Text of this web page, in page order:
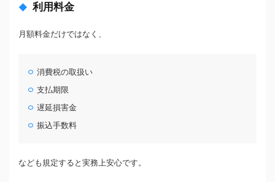
利用料金
月額料金だけではなく、
消費税の取扱い
支払期限
遅延損害金
振込手数料
なども規定すると実務上安心です。